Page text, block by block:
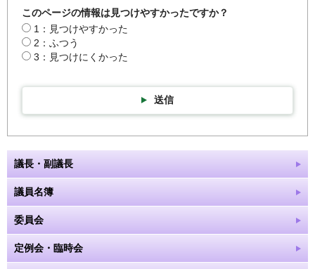
このページの情報は見つけやすかったですか？
1：見つけやすかった
2：ふつう
3：見つけにくかった
送信
議長・副議長
議員名簿
委員会
定例会・臨時会